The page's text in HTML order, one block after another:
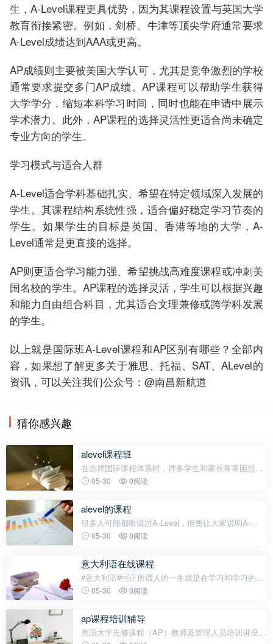
生，A-Level课程更具优势，因为其课程设置与英国大学
教育衔接紧密。例如，剑桥、牛津等顶尖学府通常要求
A-Level成绩达到AAA或更高。
AP成绩则主要被美国大学认可，尤其是竞争激烈的学校
通常要求提交多门AP成绩。AP课程可以帮助学生获得
大学学分，缩短本科学习时间，同时也能在申请中展示
学术潜力。此外，AP课程的选择灵活性更适合尚未确定
专业方向的学生。
学习模式与适合人群
A-Level适合学科基础扎实、希望在特定领域深入发展的
学生。其课程结构系统性强，适合偏好稳定学习节奏的
学生。如果学生的目标是英国、香港等地的大学，A-
Level通常是更直接的选择。
AP则更适合学习能力强、希望挑战高难度课程或冲刺美
国名校的学生。AP课程的选择灵活，学生可以根据兴趣
和能力自由组合科目，尤其适合文理兼修或跨学科发展
的学生。
以上就是国际班A-Level课程和AP区别有哪些？全部内
容，如果想了解更多关于雅思、托福、SAT、ALevel的
资讯，可以关注我们公众号：@南昌新航道
猜你感兴趣
alevel课程班
在选择国际课程体系时，许多学生和家长常常困惑于
A-Level和AP的区别。这两种课程虽然都是国际认可
可度等方面存在显著差异，下面
05-30 0阅读
alevel的课程
很多人可能都听说过A-Level，但要让大家说明A-
Level课程具体是什么，却只有极少人能说清楚。对于
说，是否了解A-Level课程并没有
05-30 0阅读
意大利语在线课程
#意大利语#正所谓人的一生就是在学习和学习的路
上，而在学习的过程中，实用和好用的工具更是必不
APP和网站，带你轻松玩转意大利
05-30 0阅读
ap课程培训辅导
美国大学先修课程（AP）教师及管理人员培训讲座